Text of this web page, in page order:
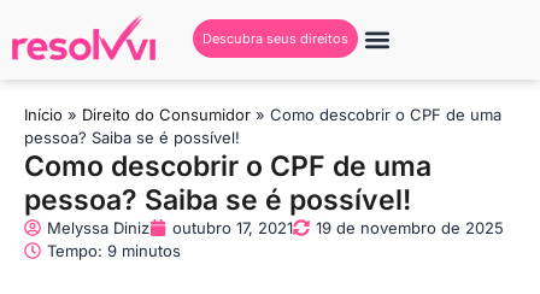
Descubra seus direitos
Início » Direito do Consumidor » Como descobrir o CPF de uma
pessoa? Saiba se é possível!
Como descobrir o CPF de uma
pessoa? Saiba se é possível!
Melyssa Diniz outubro 17, 2021
19 de novembro de 2025
Tempo: 9 minutos